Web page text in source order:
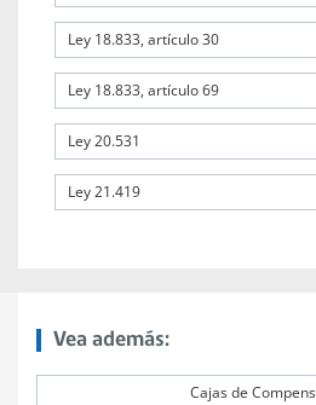
Ley 18.833, artículo 30
Ley 18.833, artículo 69
Ley 20.531
Ley 21.419
Vea además:
Cajas de